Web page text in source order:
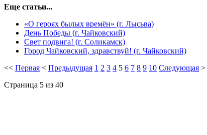
Еще статьи...
«О героях былых времён» (г. Лысьва)
День Победы (г. Чайковский)
Свет подвига! (г. Соликамск)
Город Чайковский, здравствуй! (г. Чайковский)
<< Первая < Предыдущая 1 2 3 4 5 6 7 8 9 10 Следующая >
Страница 5 из 40